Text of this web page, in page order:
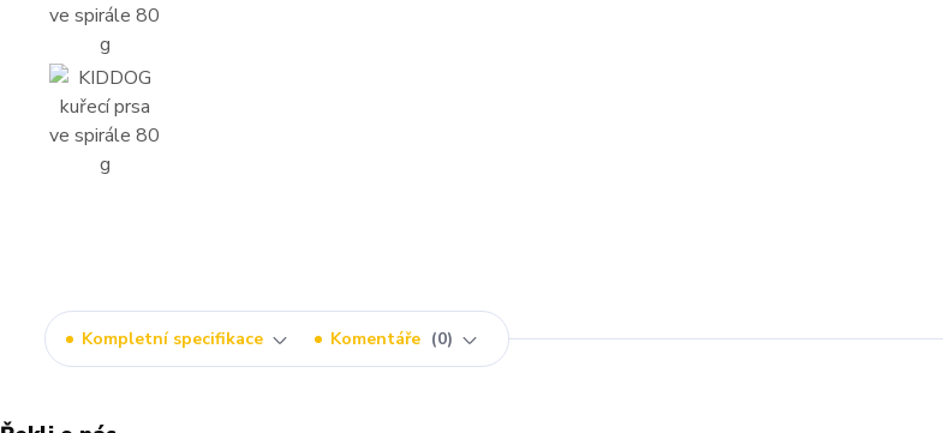
Kompletní specifikace Komentáře 0